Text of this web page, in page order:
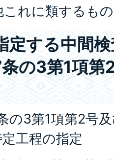
れに類するも
定する中間
の3第1項第
の3第1項第2号
工程の指定